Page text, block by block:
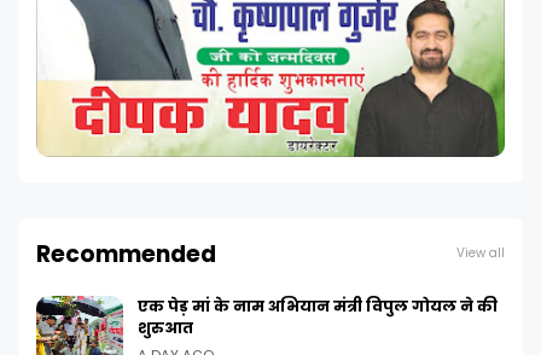
Recommended View all
एक पेड़ मां के नाम अभियान मंत्री विपुल गोयल ने की
शुरुआत